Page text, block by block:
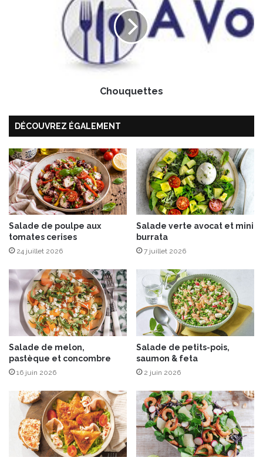
Chouquettes
DÉCOUVREZ ÉGALEMENT
Salade de poulpe aux
tomates cerises
24 juillet 2026
Salade verte avocat et mini
burrata
7 juillet 2026
Salade de melon,
pastèque et concombre
16 juin 2026
Salade de petits-pois,
saumon & feta
2 juin 2026